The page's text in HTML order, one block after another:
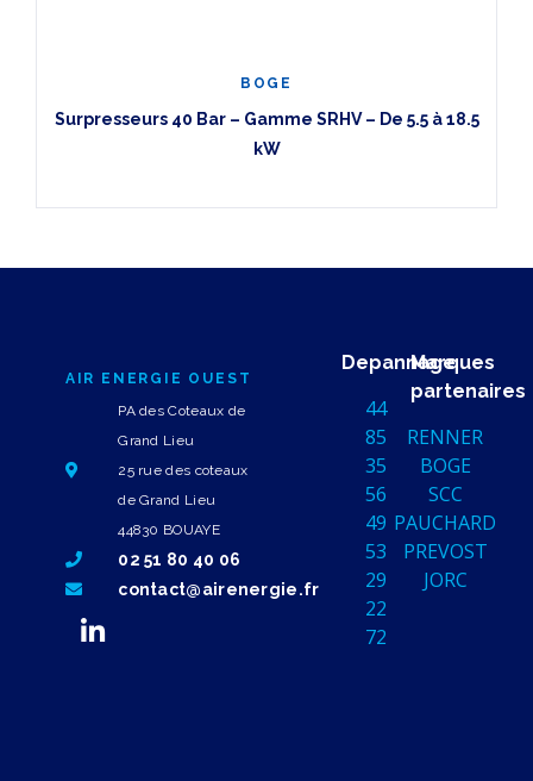
BOGE
Surpresseurs 40 Bar – Gamme SRHV – De 5.5 à 18.5
kW
AIR ENERGIE OUEST
PA des Coteaux de
Grand Lieu
25 rue des coteaux
de Grand Lieu
44830 BOUAYE
02 51 80 40 06
contact@airenergie.fr
Depannage
44
85
35
56
49
53
29
22
72
Marques
partenaires
RENNER
BOGE
SCC
PAUCHARD
PREVOST
JORC